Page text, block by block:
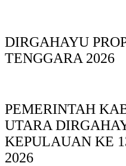
DIRGAHAYU
TENGGARA 2026
PEMERINTAH
UTARA
KEPULAUAN KE
2026